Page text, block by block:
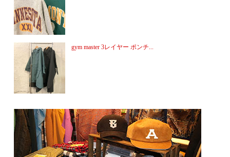
gym master 3レイヤー ポンチ...